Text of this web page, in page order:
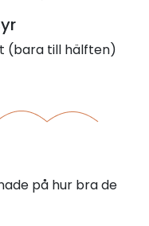
(bara till hälften)
på hur bra de